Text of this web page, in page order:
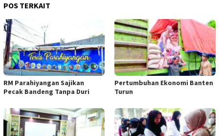
POS TERKAIT
RM Parahiyangan Sajikan
Pecak Bandeng Tanpa Duri
Pertumbuhan Ekonomi Banten
Turun